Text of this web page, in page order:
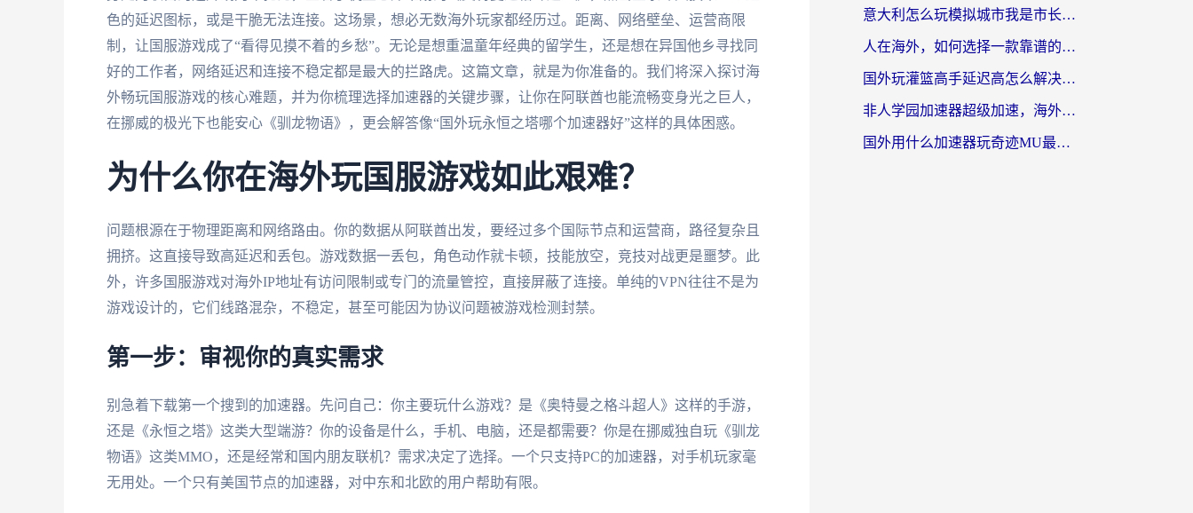
色的延迟图标，或是干脆无法连接。这场景，想必无数海外玩家都经历过。距离、网络壁垒、运营商限
制，让国服游戏成了“看得见摸不着的乡愁”。无论是想重温童年经典的留学生，还是想在异国他乡寻找同
好的工作者，网络延迟和连接不稳定都是最大的拦路虎。这篇文章，就是为你准备的。我们将深入探讨海
外畅玩国服游戏的核心难题，并为你梳理选择加速器的关键步骤，让你在阿联酋也能流畅变身光之巨人，
在挪威的极光下也能安心《驯龙物语》，更会解答像“国外玩永恒之塔哪个加速器好”这样的具体困惑。
为什么你在海外玩国服游戏如此艰难？
问题根源在于物理距离和网络路由。你的数据从阿联酋出发，要经过多个国际节点和运营商，路径复杂且
拥挤。这直接导致高延迟和丢包。游戏数据一丢包，角色动作就卡顿，技能放空，竞技对战更是噩梦。此
外，许多国服游戏对海外IP地址有访问限制或专门的流量管控，直接屏蔽了连接。单纯的VPN往往不是为
游戏设计的，它们线路混杂，不稳定，甚至可能因为协议问题被游戏检测封禁。
第一步：审视你的真实需求
别急着下载第一个搜到的加速器。先问自己：你主要玩什么游戏？是《奥特曼之格斗超人》这样的手游，
还是《永恒之塔》这类大型端游？你的设备是什么，手机、电脑，还是都需要？你是在挪威独自玩《驯龙
物语》这类MMO，还是经常和国内朋友联机？需求决定了选择。一个只支持PC的加速器，对手机玩家毫
无用处。一个只有美国节点的加速器，对中东和北欧的用户帮助有限。
意大利怎么玩模拟城市我是市长？海外党国服游戏加速终极攻略（附三国3量子特攻解决办法）
人在海外，如何选择一款靠谱的玩剑灵2加速器？
国外玩灌篮高手延迟高怎么解决？海外玩家国服游戏加速终极指南
非人学园加速器超级加速，海外玩家重返国服的通行证
国外用什么加速器玩奇迹MU最好？2026海外玩家国服游戏加速全攻略